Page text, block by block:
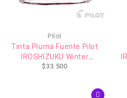
Pilot
Tinta Pluma Fuente Pilot
IROSHIZUKU Winter
Persimmon (fuyu-gaki) 50ml
$33.500